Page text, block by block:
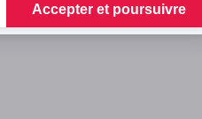
Accepter et poursuivre